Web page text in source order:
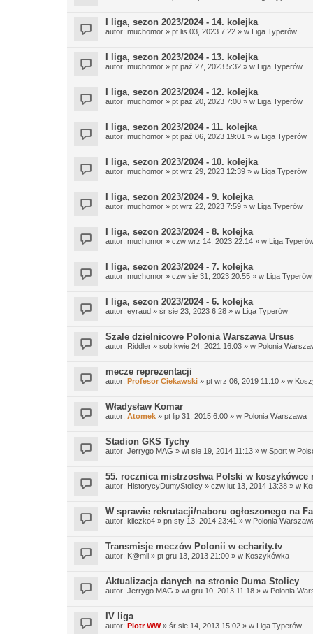
I liga, sezon 2023/2024 - 14. kolejka
autor: muchomor » pt lis 03, 2023 7:22 » w Liga Typerów
I liga, sezon 2023/2024 - 13. kolejka
autor: muchomor » pt paź 27, 2023 5:32 » w Liga Typerów
I liga, sezon 2023/2024 - 12. kolejka
autor: muchomor » pt paź 20, 2023 7:00 » w Liga Typerów
I liga, sezon 2023/2024 - 11. kolejka
autor: muchomor » pt paź 06, 2023 19:01 » w Liga Typerów
I liga, sezon 2023/2024 - 10. kolejka
autor: muchomor » pt wrz 29, 2023 12:39 » w Liga Typerów
I liga, sezon 2023/2024 - 9. kolejka
autor: muchomor » pt wrz 22, 2023 7:59 » w Liga Typerów
I liga, sezon 2023/2024 - 8. kolejka
autor: muchomor » czw wrz 14, 2023 22:14 » w Liga
I liga, sezon 2023/2024 - 7. kolejka
autor: muchomor » czw sie 31, 2023 20:55 » w Liga Typerów
I liga, sezon 2023/2024 - 6. kolejka
autor: eyraud » śr sie 23, 2023 6:28 » w Liga Typerów
Szale dzielnicowe Polonia Warszawa Ursus
autor: Riddler » sob kwie 24, 2021 16:03 » w Polonia
mecze reprezentacji
autor: Profesor Ciekawski » pt wrz 06, 2019 11:10 » w
Władysław Komar
autor: Atomek » pt lip 31, 2015 6:00 » w Polonia Warszawa
Stadion GKS Tychy
autor: Jerrygo MAG » wt sie 19, 2014 11:13 » w Sport w
55. rocznica mistrzostwa Polski w koszykówce
autor: HistorycyDumyStolicy » czw lut 13, 2014 13:38 » w
W sprawie rekrutacji/naboru ogłoszonego na
autor: kliczko4 » pn sty 13, 2014 23:41 » w Polonia
Transmisje meczów Polonii w echarity.tv
autor: K@mil » pt gru 13, 2013 21:00 » w Koszykówka
Aktualizacja danych na stronie Duma Stolicy
autor: Jerrygo MAG » wt gru 10, 2013 11:18 » w Polonia
IV liga
autor: Piotr WW» śr sie 14, 2013 15:02 » w Liga Typerów